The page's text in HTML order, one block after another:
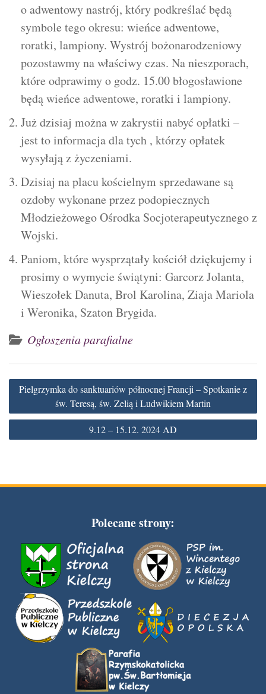
o adwentowy nastrój, który podkreślać będą
symbole tego okresu: wieńce adwentowe,
roratki, lampiony. Wystrój bożonarodzeniowy
pozostawmy na właściwy czas. Na nieszporach,
które odprawimy o godz. 15.00 błogosławione
będą wieńce adwentowe, roratki i lampiony.
Już dzisiaj można w zakrystii nabyć opłatki –
jest to informacja dla tych , którzy opłatek
wysyłają z życzeniami.
Dzisiaj na placu kościelnym sprzedawane są
ozdoby wykonane przez podopiecznych
Młodzieżowego Ośrodka Socjoterapeutycznego z
Wojski.
Paniom, które wysprzątały kościół dziękujemy i
prosimy o wymycie świątyni: Garcorz Jolanta,
Wieszołek Danuta, Brol Karolina, Ziaja Mariola
i Weronika, Szaton Brygida.
Ogłoszenia parafialne
Nawigacja
wpisu
Pielgrzymka do sanktuariów północnej Francji – Spotkanie z
św. Teresą, św. Zelią i Ludwikiem Martin
9.12 – 15.12. 2024 AD
Polecane strony: